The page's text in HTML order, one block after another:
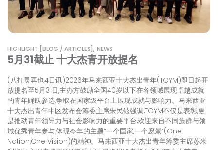
HIGHLIGHT [BLOG / ARTICLES] , NEWS
5月31截止 十大杰青开放提名
(八打灵再也4日讯)2026年马来西亚十大杰出青年(TOYM)即日起开
放提名至5月31日,主办方鼓励全国40岁以下在各领域展现卓越成就
的青年踊跃参选,争取在国家级平台上展现成就与影响力。马来西亚
十大杰出青年中区发布会筹委主席朱民铉强调,TOYM不仅是表彰,更
是推动青年领导力与社会影响力的重要平台,欢迎来自不同族群与领
域优秀青年参与,体现今年的主题“一个国家,一个愿景”(One
Nation,One Vision)的精神。马来西亚十大杰出青年筹委主席苏米